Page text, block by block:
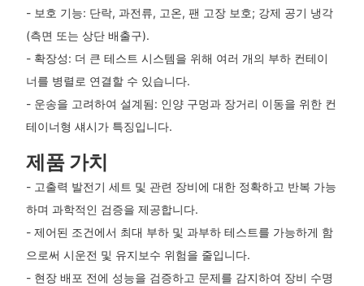
- 보호 기능: 단락, 과전류, 고온, 팬 고장 보호; 강제 공기 냉각
(측면 또는 상단 배출구).
- 확장성: 더 큰 테스트 시스템을 위해 여러 개의 부하 컨테이
너를 병렬로 연결할 수 있습니다.
- 운송을 고려하여 설계됨: 인양 구멍과 장거리 이동을 위한 컨
테이너형 섀시가 특징입니다.
제품 가치
- 고출력 발전기 세트 및 관련 장비에 대한 정확하고 반복 가능
하며 과학적인 검증을 제공합니다.
- 제어된 조건에서 최대 부하 및 과부하 테스트를 가능하게 함
으로써 시운전 및 유지보수 위험을 줄입니다.
- 현장 배포 전에 성능을 검증하고 문제를 감지하여 장비 수명